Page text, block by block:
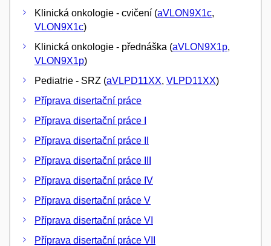
Klinická onkologie - cvičení (aVLON9X1c,
VLON9X1c)
Klinická onkologie - přednáška (aVLON9X1p,
VLON9X1p)
Pediatrie - SRZ (aVLPD11XX, VLPD11XX)
Příprava disertační práce
Příprava disertační práce I
Příprava disertační práce II
Příprava disertační práce III
Příprava disertační práce IV
Příprava disertační práce V
Příprava disertační práce VI
Příprava disertační práce VII